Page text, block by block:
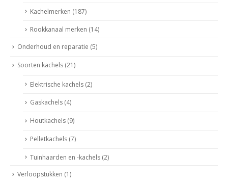
Kachelmerken (187)
Rookkanaal merken (14)
Onderhoud en reparatie (5)
Soorten kachels (21)
Elektrische kachels (2)
Gaskachels (4)
Houtkachels (9)
Pelletkachels (7)
Tuinhaarden en -kachels (2)
Verloopstukken (1)